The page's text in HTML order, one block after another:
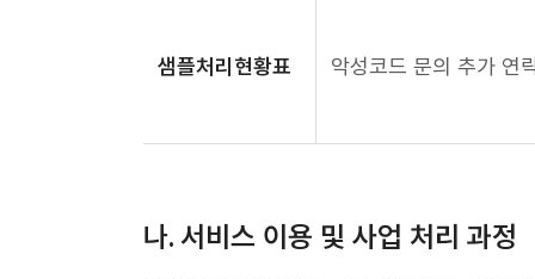
샘플처리현황표 악성코드 문의 추가 연
나. 서비스 이용 및 사업 처리 과정